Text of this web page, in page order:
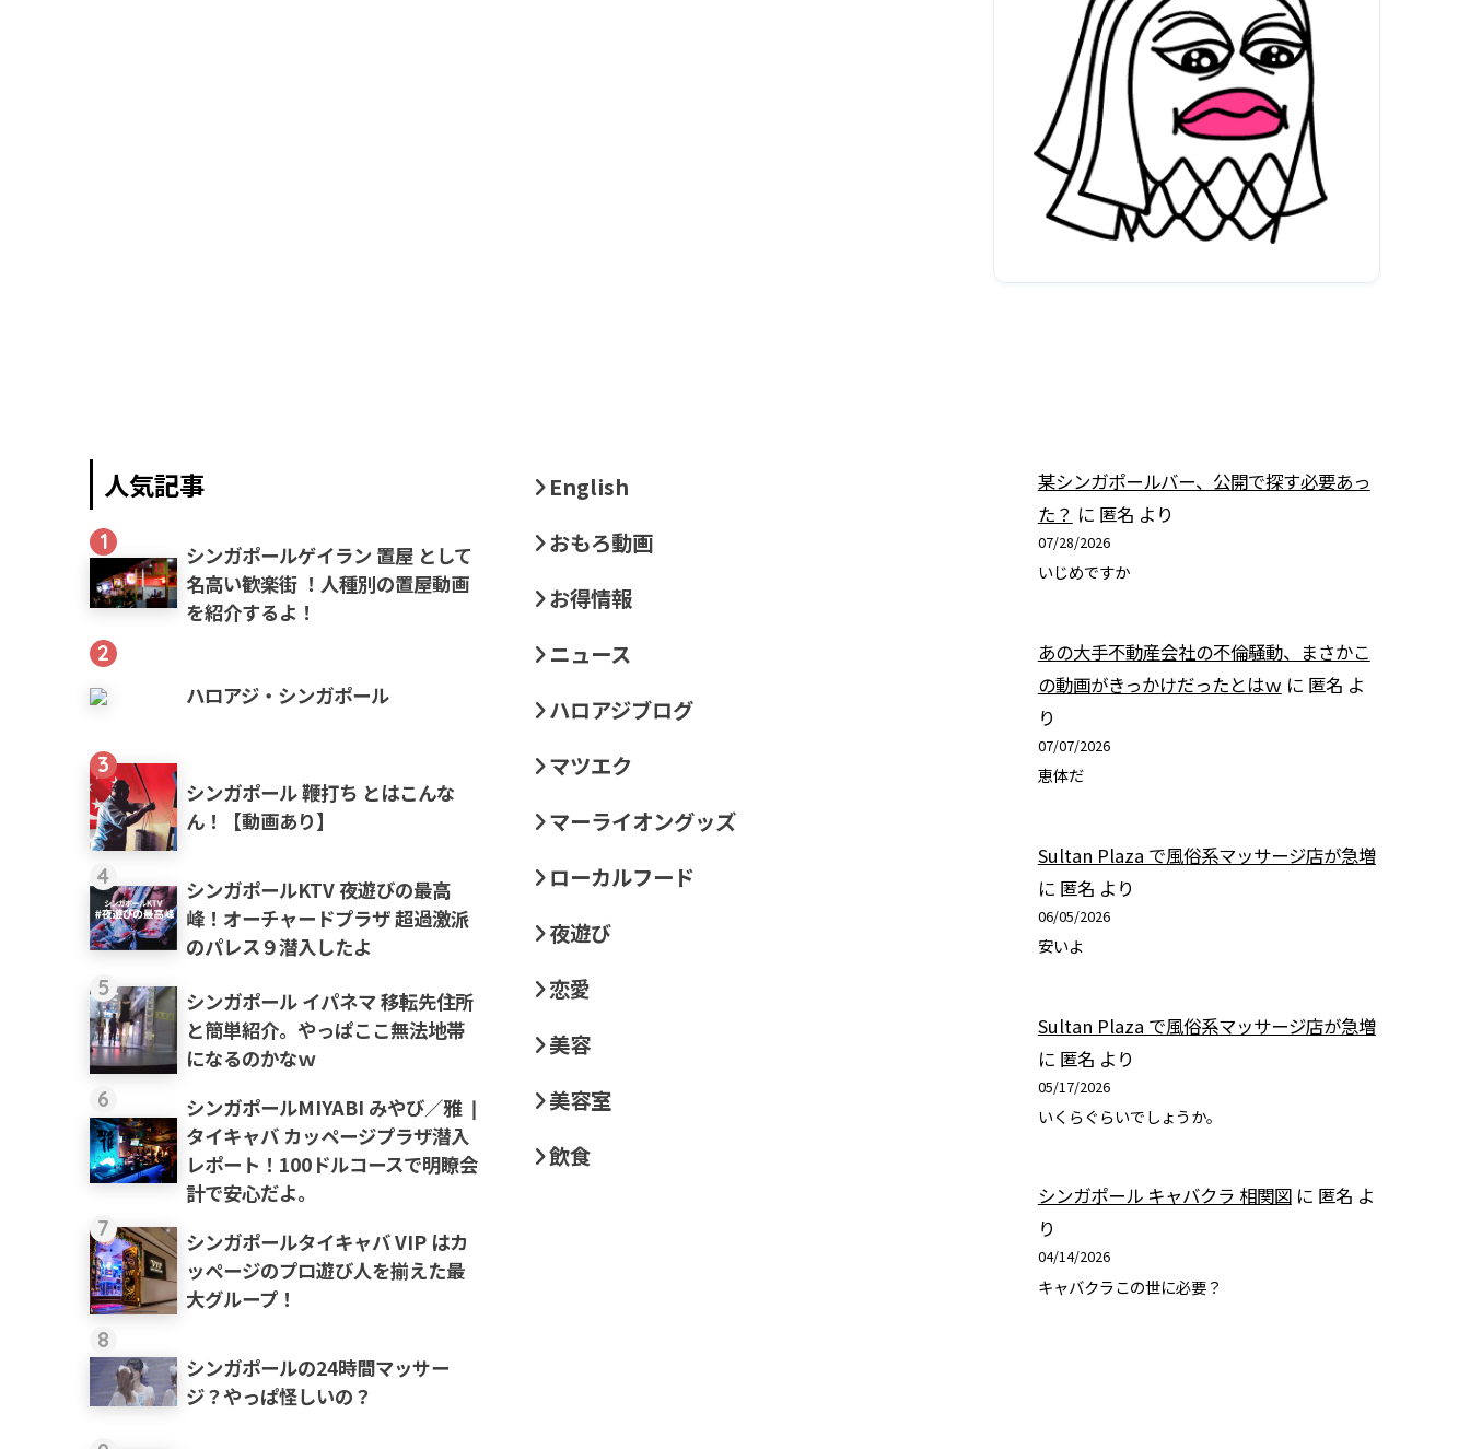
人気記事
1
シンガポールゲイラン 置屋 として
名高い歓楽街 ！人種別の置屋動画
を紹介するよ！
2
ハロアジ・シンガポール
3
シンガポール 鞭打ち とはこんな
ん！【動画あり】
4
シンガポールKTV 夜遊びの最高
峰！オーチャードプラザ 超過激派
のパレス９潜入したよ
5
シンガポール イパネマ 移転先住所
と簡単紹介。やっぱここ無法地帯
になるのかなｗ
6
シンガポールMIYABI みやび／雅 ❘
タイキャバ カッページプラザ潜入
レポート！100ドルコースで明瞭会
計で安心だよ。
7
シンガポールタイキャバ VIP はカ
ッページのプロ遊び人を揃えた最
大グループ！
8
シンガポールの24時間マッサー
ジ？やっぱ怪しいの？
English
おもろ動画
お得情報
ニュース
ハロアジブログ
マツエク
マーライオングッズ
ローカルフード
夜遊び
恋愛
美容
美容室
飲食
某シンガポールバー、公開で探す必要あっ
た？ に 匿名 より
07/28/2026
いじめですか
あの大手不動産会社の不倫騒動、まさかこ
の動画がきっかけだったとはｗ に 匿名 よ
り
07/07/2026
恵体だ
Sultan Plaza で風俗系マッサージ店が急増
に 匿名 より
06/05/2026
安いよ
Sultan Plaza で風俗系マッサージ店が急増
に 匿名 より
05/17/2026
いくらぐらいでしょうか。
シンガポール キャバクラ 相関図に 匿名 よ
り
04/14/2026
キャバクラこの世に必要？